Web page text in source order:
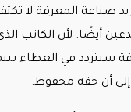
صناعة المعرفة لا
أيضًا. لأن الكاتب
في العطاء بينما
أن حقه محفوظ.